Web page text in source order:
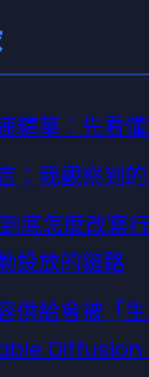
精華：先看
：我觀察到
底怎麼改寫
投放的鏈路
供給會被「
Diffusion